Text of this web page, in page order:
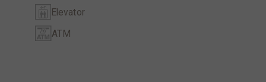
Elevator
ATM